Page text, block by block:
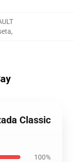
,
Classic
100%